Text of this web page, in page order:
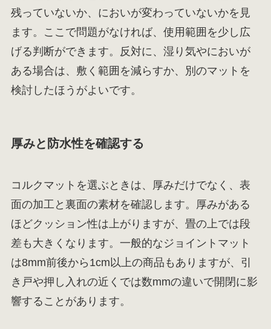
残っていないか、においが変わっていないかを見
ます。ここで問題がなければ、使用範囲を少し広
げる判断ができます。反対に、湿り気やにおいが
ある場合は、敷く範囲を減らすか、別のマットを
検討したほうがよいです。
厚みと防水性を確認する
コルクマットを選ぶときは、厚みだけでなく、表
面の加工と裏面の素材を確認します。厚みがある
ほどクッション性は上がりますが、畳の上では段
差も大きくなります。一般的なジョイントマット
は8mm前後から1cm以上の商品もありますが、引
き戸や押し入れの近くでは数mmの違いで開閉に影
響することがあります。